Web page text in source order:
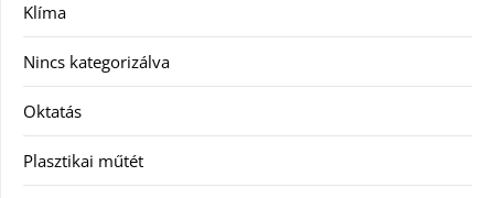
Klíma
Nincs kategorizálva
Oktatás
Plasztikai műtét